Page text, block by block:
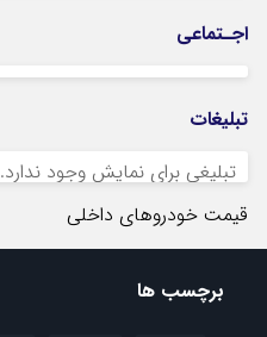
اجـتماعی
تبلیغات
تبلیغی برای نمایش وجود ندارد.
قیمت خودروهای داخلی
برچسب ها